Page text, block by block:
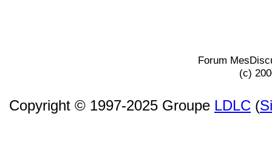
Forum
(c)
Copyright © 1997-2025 Groupe LDLC (